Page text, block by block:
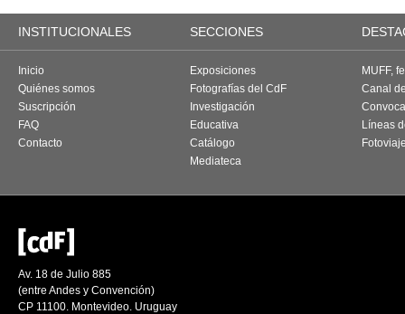
INSTITUCIONALES SECCIONES
Inicio
Quiénes somos
Suscripción
FAQ
Contacto
Exposiciones
Fotografías del CdF
Investigación
Educativa
Catálogo
Mediateca
MUFF,
Canal
Líneas
Av. 18 de Julio 885
(entre Andes y Convención)
CP 11100. Montevideo. Uruguay